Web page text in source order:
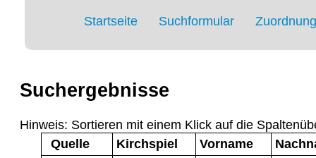
Startseite Suchformular
Suchergebnisse
Hinweis: Sortieren mit einem Klick auf die
Quelle
Kirchspiel Vorname